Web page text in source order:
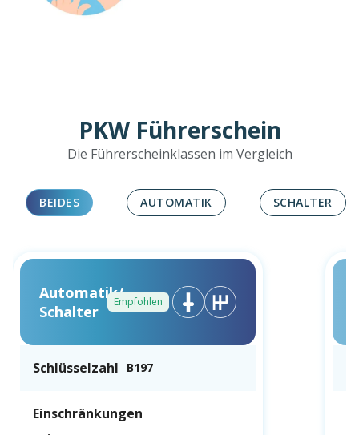
PKW Führerschein
Die Führerscheinklassen im Vergleich
BEIDES AUTOMATIK SCHALTER
Automatik/
Schalter
Empfohlen
Schlüsselzahl B197
Einschränkungen